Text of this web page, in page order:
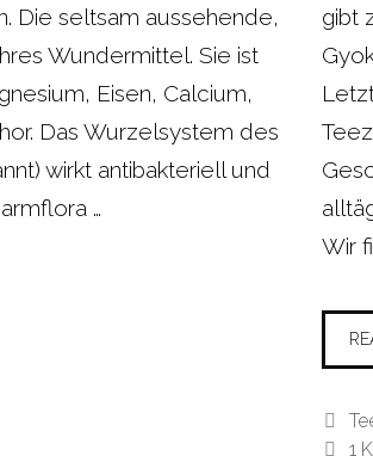
Die seltsam aussehende,
Wundermittel. Sie ist
Eisen, Calcium,
Das Wurzelsystem des
wirkt antibakteriell und
…
gibt
Wir
1